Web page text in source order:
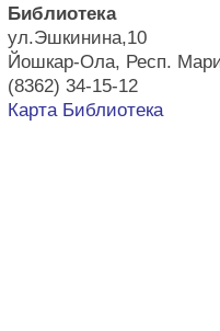
Библиотека
ул.Эшкинина,10
Йошкар-Ола, Респ.
(8362) 34-15-12
Карта Библиотека